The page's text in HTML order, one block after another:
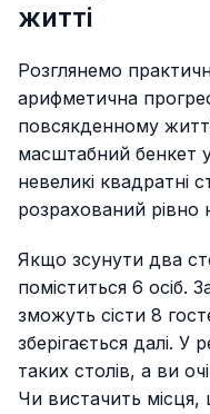
житті
Розглянемо
арифметична
повсякденному
масштабний бенкет у
невеликі квадратні
розрахований рівно
Якщо зсунути два
поміститься 6 осіб.
зможуть сісти 8
зберігається далі. У
таких столів, а ви
Чи вистачить